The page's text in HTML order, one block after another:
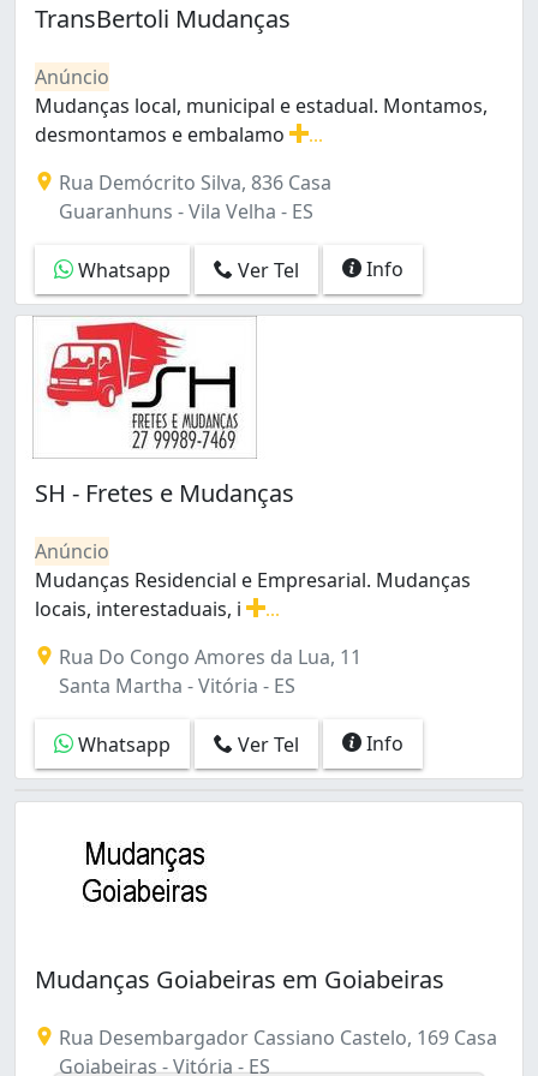
Jardim da Penha (2)
Maria Ortiz (4)
Mata da Praia (1)
Romão (2)
Santa Martha (2)
Santo Antônio (1)
Santos Dumont (1)
São Cristóvão (2)
São Pedro (1)
de Lourdes (1)
TransBertoli Mudanças
Anúncio
Mudanças local, municipal e estadual. Montamos,
desmontamos e embalamo
Rua Demócrito Silva, 836 Casa
Guaranhuns - Vila Velha - ES
Whatsapp Ver Tel Info
SH - Fretes e Mudanças
Anúncio
Mudanças Residencial e Empresarial. Mudanças
locais, interestaduais, i
Rua Do Congo Amores da Lua, 11
Santa Martha - Vitória - ES
Whatsapp Ver Tel Info
Mudanças Goiabeiras em Goiabeiras
Rua Desembargador Cassiano Castelo, 169 Casa
Goiabeiras - Vitória - ES